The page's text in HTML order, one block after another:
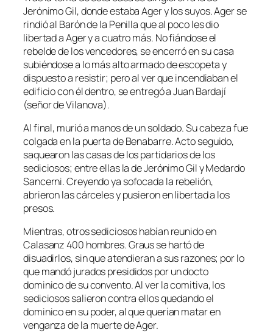
Jerónimo Gil, donde estaba Ager y los suyos. Ager se
rindió al Barón de la Penilla que al poco les dio
libertad a Ager y a cuatro más. No fiándose el
rebelde de los vencedores, se encerró en su casa
subiéndose a lo más alto armado de escopeta y
dispuesto a resistir; pero al ver que incendiaban el
edificio con él dentro, se entregó a Juan Bardají
(señor de Vilanova).
Al final, murió a manos de un soldado. Su cabeza fue
colgada en la puerta de Benabarre. Acto seguido,
saquearon las casas de los partidarios de los
sediciosos; entre ellas la de Jerónimo Gil y Medardo
Sancerni. Creyendo ya sofocada la rebelión,
abrieron las cárceles y pusieron en libertad a los
presos.
Mientras, otros sediciosos habían reunido en
Calasanz 400 hombres. Graus se hartó de
disuadirlos, sin que atendieran a sus razones; por lo
que mandó jurados presididos por un docto
dominico de su convento. Al ver la comitiva, los
sediciosos salieron contra ellos quedando el
dominico en su poder, al que querían matar en
venganza de la muerte de Ager.